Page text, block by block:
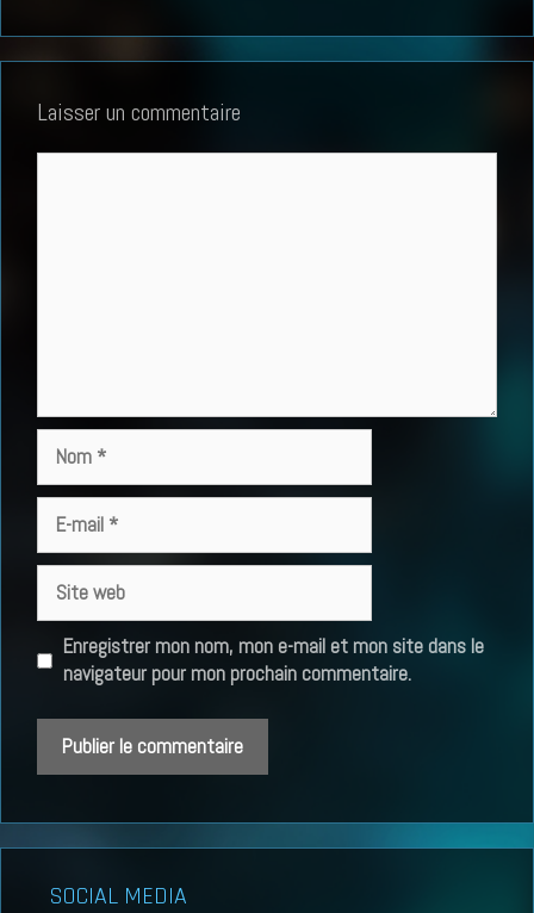
Laisser un commentaire
mail
web
Enregistrer mon nom, mon e-mail et mon site dans le
navigateur pour mon prochain commentaire.
SOCIAL MEDIA